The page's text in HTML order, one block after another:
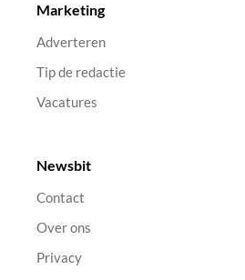
Marketing
Adverteren
Tip de redactie
Vacatures
Newsbit
Contact
Over ons
Privacy